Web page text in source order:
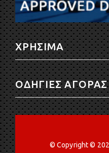
ΧΡΗΣΙΜΑ
ΟΔΗΓΙΕΣ ΑΓΟΡΑΣ
© Copyright ©